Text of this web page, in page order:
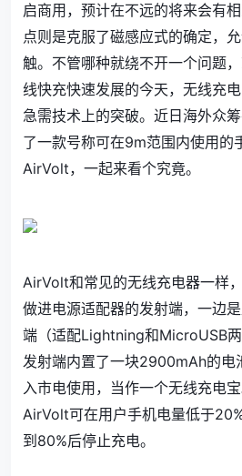
启商用，预计在不远的将来会有
点则是克服了磁感应式的确定，
触。不管哪种就绕不开一个问题
线快充快速发展的今天，无线充电
急需技术上的突破。近日海外众
了一款号称可在9m范围内使用的
AirVolt，一起来看个究竟。
AirVolt和常见的无线充电器一样
做进电源适配器的发射端，一边
端（适配Lightning和MicroUSB
发射端内置了一块2900mAh的电
入市电使用，当作一个无线充电宝
AirVolt可在用户手机电量低于
到80%后停止充电。